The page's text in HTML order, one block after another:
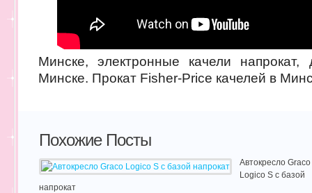
Минске, электронные качели напрокат,
Минске. Прокат Fisher-Price качелей в
Похожие Посты
Автокресло Graco
Logico S с базой
напрокат